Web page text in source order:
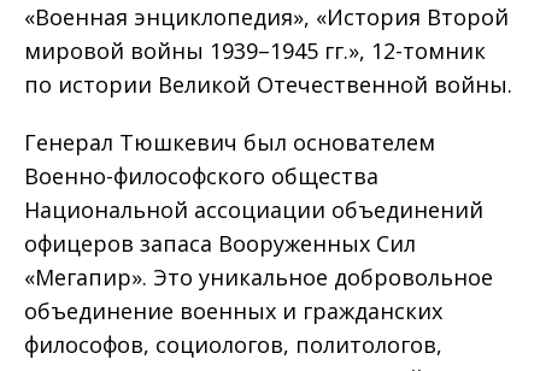
«Военная энциклопедия», «История Второй
мировой войны 1939–1945 гг.», 12-томник
по истории Великой Отечественной войны.
Генерал Тюшкевич был основателем
Военно-философского общества
Национальной ассоциации объединений
офицеров запаса Вооруженных Сил
«Мегапир». Это уникальное добровольное
объединение военных и гражданских
философов, социологов, политологов,